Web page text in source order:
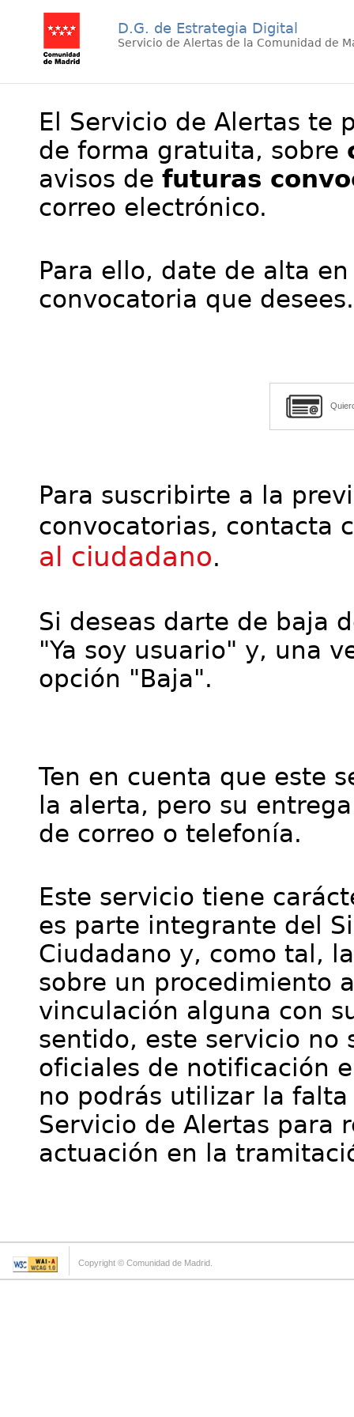
D.G. de Estrategia Digital
Servicio de Alertas de la Comunidad de
El Servicio de Alertas te
de forma gratuita, sobre
avisos de futuras
correo electrónico.
Para ello, date de alta
convocatoria que desees.
Para suscribirte a la
convocatorias, contacta
al ciudadano.
Si deseas darte de baja
"Ya soy usuario" y, una
opción "Baja".
Ten en cuenta que este
la alerta, pero su
de correo o telefonía.
Este servicio tiene
es parte integrante del
Ciudadano y, como tal,
sobre un procedimiento
vinculación alguna con
sentido, este servicio no
oficiales de notificación
no podrás utilizar la
Servicio de Alertas para
actuación en la
Copyright © Comunidad de Madrid.